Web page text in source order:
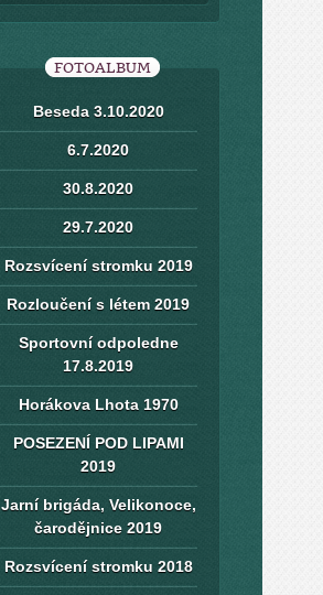
FOTOALBUM
Beseda 3.10.2020
6.7.2020
30.8.2020
29.7.2020
Rozsvícení stromku 2019
Rozloučení s létem 2019
Sportovní odpoledne
17.8.2019
Horákova Lhota 1970
POSEZENÍ POD LIPAMI
2019
Jarní brigáda, Velikonoce,
čarodějnice 2019
Rozsvícení stromku 2018